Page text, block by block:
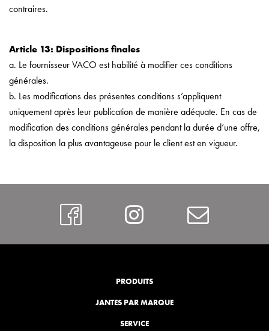
contraires.
Article 13: Dispositions finales
a. Le fournisseur VACO est habilité à modifier ces conditions
générales.
b. Les modifications des présentes conditions s’appliquent
uniquement après leur publication de manière adéquate. En cas de
modification des conditions générales pendant la durée d’une offre,
la disposition la plus avantageuse pour le client est en vigueur.
https://Instagram
PRODUITS
JANTES PAR MARQUE
SERVICE